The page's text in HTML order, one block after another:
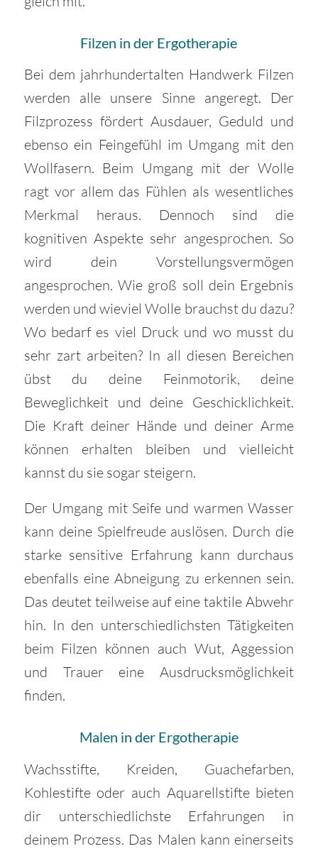
Filzen in der Ergotherapie
Bei dem jahrhundertalten Handwerk Filzen
werden alle unsere Sinne angeregt. Der
Filzprozess fördert Ausdauer, Geduld und
ebenso ein Feingefühl im Umgang mit den
Wollfasern. Beim Umgang mit der Wolle
ragt vor allem das Fühlen als wesentliches
Merkmal heraus. Dennoch sind die
kognitiven Aspekte sehr angesprochen. So
wird dein Vorstellungsvermögen
angesprochen. Wie groß soll dein Ergebnis
werden und wieviel Wolle brauchst du dazu?
Wo bedarf es viel Druck und wo musst du
sehr zart arbeiten? In all diesen Bereichen
übst du deine Feinmotorik, deine
Beweglichkeit und deine Geschicklichkeit.
Die Kraft deiner Hände und deiner Arme
können erhalten bleiben und vielleicht
kannst du sie sogar steigern.
Der Umgang mit Seife und warmen Wasser
kann deine Spielfreude auslösen. Durch die
starke sensitive Erfahrung kann durchaus
ebenfalls eine Abneigung zu erkennen sein.
Das deutet teilweise auf eine taktile Abwehr
hin. In den unterschiedlichsten Tätigkeiten
beim Filzen können auch Wut, Aggession
und Trauer eine Ausdrucksmöglichkeit
finden.
Malen in der Ergotherapie
Wachsstifte, Kreiden, Guachefarben,
Kohlestifte oder auch Aquarellstifte bieten
dir unterschiedlichste Erfahrungen in
deinem Prozess. Das Malen kann einerseits